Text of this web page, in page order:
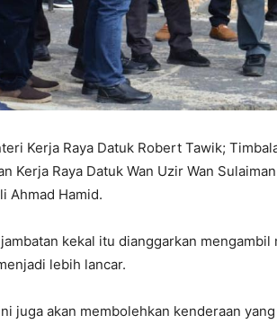
Kerja Raya Datuk Robert Tawik;
Kerja Raya Datuk Wan Uzir Wan
Ahmad Hamid.
kekal itu dianggarkan mengambil
lebih lancar.
juga akan membolehkan kenderaan